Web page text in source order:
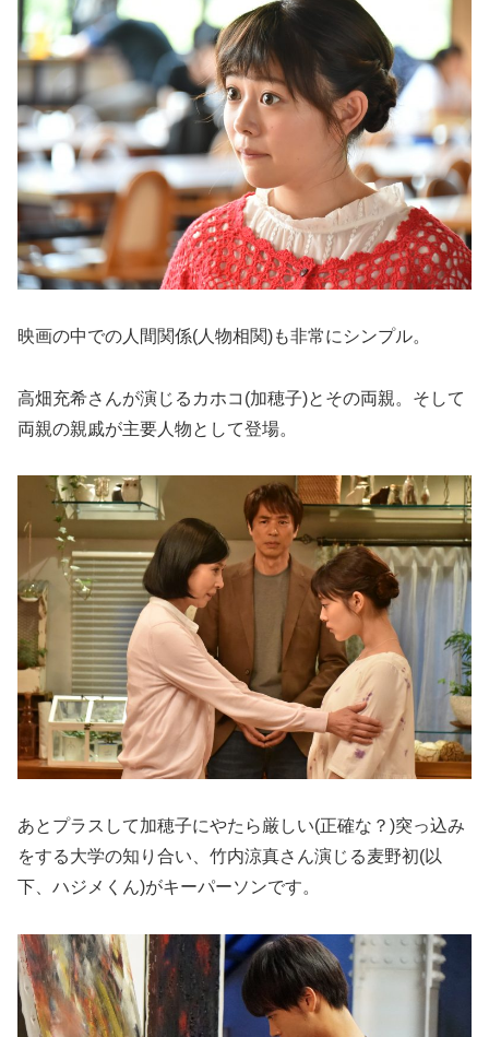
映画の中での人間関係(人物相関)も非常にシンプル。
高畑充希さんが演じるカホコ(加穂子)とその両親。そして
両親の親戚が主要人物として登場。
あとプラスして加穂子にやたら厳しい(正確な？)突っ込み
をする大学の知り合い、竹内涼真さん演じる麦野初(以
下、ハジメくん)がキーパーソンです。